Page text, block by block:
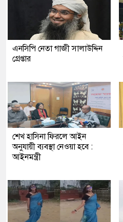
এনসিপি নেতা গাজী সালাউদ্দিন
গ্রেপ্তার
শেখ হাসিনা ফিরলে আইন
অনুযায়ী ব্যবস্থা নেওয়া হবে :
আইনমন্ত্রী